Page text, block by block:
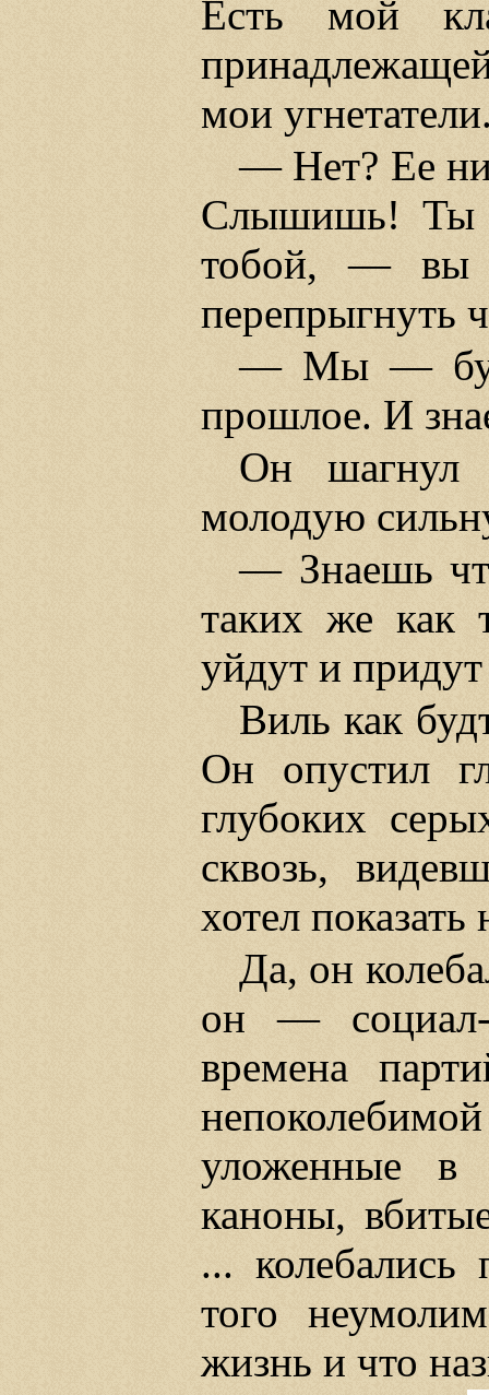
Есть мой
мои
— Нет? Ее
Слышишь! Ты
тобой, — вы
перепрыгнуть
— Мы —
прошлое. И
Он шагнул
молодую
— Знаешь
таких же как
уйдут и
Виль как
Он опустил
глубоких
сквозь,
хотел
Да, он
он — социал-
времена
уложенные в
каноны,
...
того
жизнь и что